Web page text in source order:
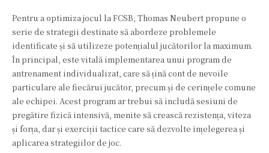
Pentru a optimiza jocul la FCSB, Thomas Neubert propune o
serie de strategii destinate să abordeze problemele
identificate și să utilizeze potențialul jucătorilor la maximum.
În principal, este vitală implementarea unui program de
antrenament individualizat, care să țină cont de nevoile
particulare ale fiecărui jucător, precum și de cerințele comune
ale echipei. Acest program ar trebui să includă sesiuni de
pregătire fizică intensivă, menite să crească rezistența, viteza
și forța, dar și exerciții tactice care să dezvolte înțelegerea și
aplicarea strategiilor de joc.